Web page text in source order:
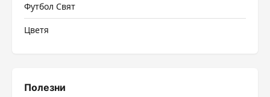
Футбол Свят
Цветя
Полезни